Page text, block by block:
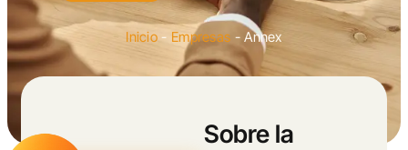
Inicio - Empresas -Annex
Sobre la